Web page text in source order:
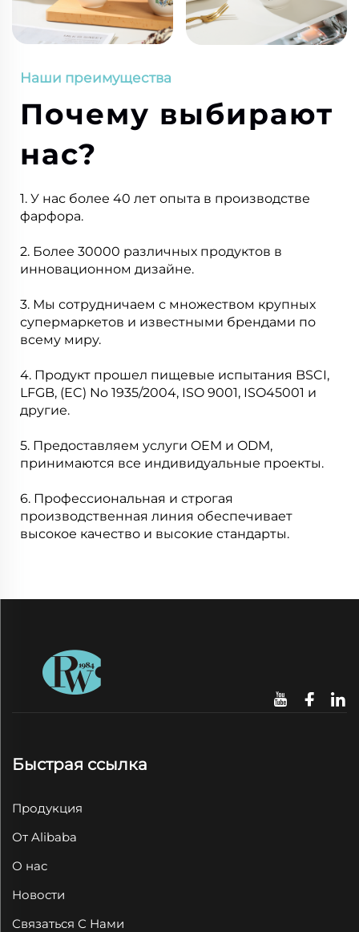
Наши преимущества
Почему выбирают
нас?
1. У нас более 40 лет опыта в производстве
фарфора.
2. Более 30000 различных продуктов в
инновационном дизайне.
3. Мы сотрудничаем с множеством крупных
супермаркетов и известными брендами по
всему миру.
4. Продукт прошел пищевые испытания BSCI,
LFGB, (EC) No 1935/2004, ISO 9001, ISO45001 и
другие.
5. Предоставляем услуги OEM и ODM,
принимаются все индивидуальные проекты.
6. Профессиональная и строгая
производственная линия обеспечивает
высокое качество и высокие стандарты.
Быстрая ссылка
Продукция
От Alibaba
О нас
Новости
Связаться С Нами